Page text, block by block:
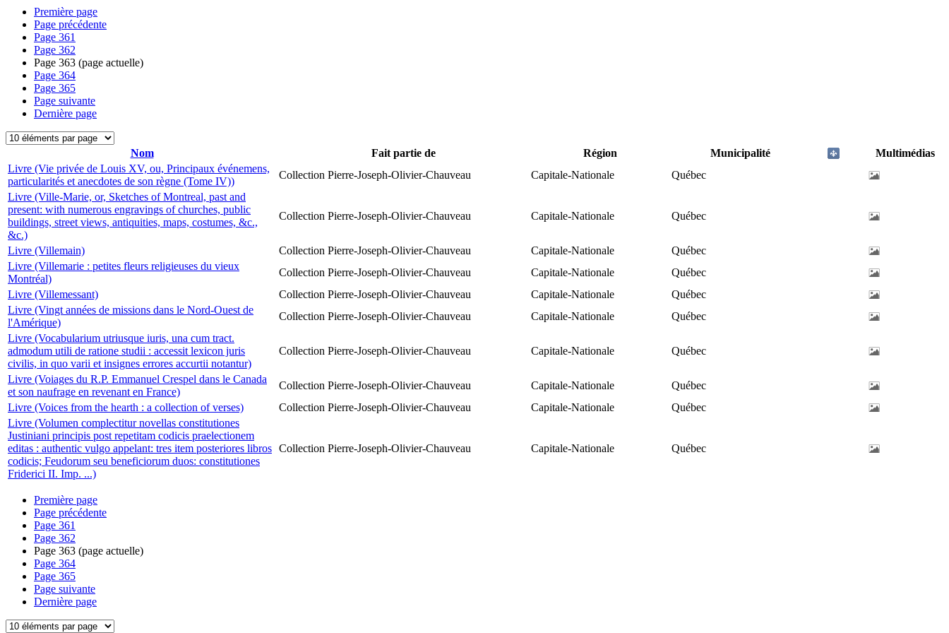
Première page
Page précédente
Page 361
Page 362
Page 363 (page actuelle)
Page 364
Page 365
Page suivante
Dernière page
Nom Fait partie de Région Municipalité
Multimédias
Livre (Vie privée de Louis XV, ou, Principaux événemens,
particularités et anecdotes de son règne (Tome IV))
Collection Pierre-Joseph-Olivier-Chauveau Capitale-Nationale
Québec
Livre (Ville-Marie, or, Sketches of Montreal, past and
present: with numerous engravings of churches, public
buildings, street views, antiquities, maps, costumes, &c.,
&c.)
Collection Pierre-Joseph-Olivier-Chauveau Capitale-Nationale Québec
Livre (Villemain) Collection Pierre-Joseph-Olivier-Chauveau Capitale-Nationale
Québec
Livre (Villemarie : petites fleurs religieuses du vieux
Montréal)
Collection Pierre-Joseph-Olivier-Chauveau Capitale-Nationale
Québec
Livre (Villemessant)
Collection Pierre-Joseph-Olivier-Chauveau Capitale-Nationale
Québec
Livre (Vingt années de missions dans le Nord-Ouest de
l'Amérique)
Collection Pierre-Joseph-Olivier-Chauveau Capitale-Nationale
Québec
Livre (Vocabularium utriusque iuris, una cum tract.
admodum utili de ratione studii : accessit lexicon juris
civilis, in quo varii et insignes errores accurtii notantur)
Collection Pierre-Joseph-Olivier-Chauveau Capitale-Nationale Québec
Livre (Voiages du R.P. Emmanuel Crespel dans le Canada
et son naufrage en revenant en France)
Collection Pierre-Joseph-Olivier-Chauveau Capitale-Nationale
Québec
Livre (Voices from the hearth : a collection of verses)
Collection Pierre-Joseph-Olivier-Chauveau Capitale-Nationale
Québec
Livre (Volumen complectitur novellas constitutiones
Justiniani principis post repetitam codicis praelectionem
editas : authentic vulgo appelant: tres item posteriores libros
codicis; Feudorum seu beneficiorum duos: constitutiones
Friderici II. Imp. ...)
Collection Pierre-Joseph-Olivier-Chauveau Capitale-Nationale Québec
Première page
Page précédente
Page 361
Page 362
Page 363 (page actuelle)
Page 364
Page 365
Page suivante
Dernière page